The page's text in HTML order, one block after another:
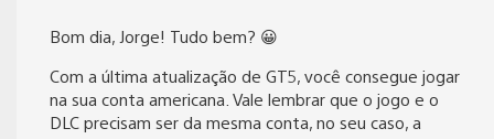
Bom dia, Jorge! Tudo bem? 😀
Com a última atualização de GT5, você consegue jogar
na sua conta americana. Vale lembrar que o jogo e o
DLC precisam ser da mesma conta, no seu caso, a